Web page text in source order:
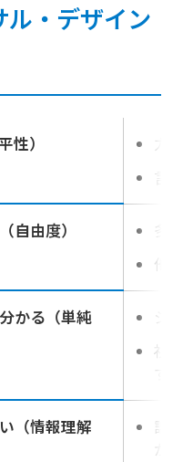
・デザイン
性）
力
言
自由度）
多
他
かる（単純
シ
視
す
（情報理解
誤
か